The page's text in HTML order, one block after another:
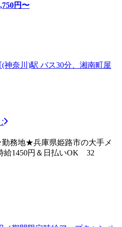
円〜
神奈川)駅 バス30分、湘南町屋
務地★兵庫県姫路市の大手メ
1450円＆日払いOK 32